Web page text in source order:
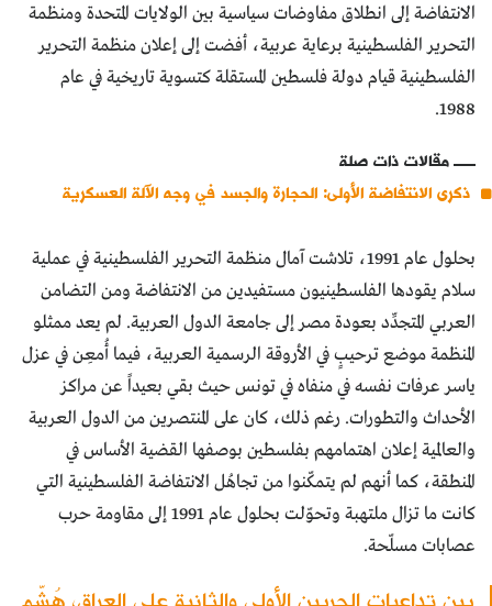
الانتفاضة إلى انطلاق مفاوضات سياسية بين الولايات المتحدة ومنظمة
التحرير الفلسطينية برعاية عربية، أفضت إلى إعلان منظمة التحرير
الفلسطينية قيام دولة فلسطين المستقلة كتسوية تاريخية في عام
1988.
مقالات ذات صلة
ذكرى الانتفاضة الأولى: الحجارة والجسد في وجه الآلة العسكرية
بحلول عام 1991، تلاشت آمال منظمة التحرير الفلسطينية في عملية
سلام يقودها الفلسطينيون مستفيدين من الانتفاضة ومن التضامن
العربي المتجدِّد بعودة مصر إلى جامعة الدول العربية. لم يعد ممثلو
المنظمة موضع ترحيبٍ في الأروقة الرسمية العربية، فيما أُمعِن في عزل
ياسر عرفات نفسه في منفاه في تونس حيث بقي بعيداً عن مراكز
الأحداث والتطورات. رغم ذلك، كان على المنتصرين من الدول العربية
والعالمية إعلان اهتمامهم بفلسطين بوصفها القضية الأساس في
المنطقة، كما أنهم لم يتمكّنوا من تجاهُل الانتفاضة الفلسطينية التي
كانت ما تزال ملتهبة وتحوّلت بحلول عام 1991 إلى مقاومة حرب
عصابات مسلّحة.
بين تداعيات الحربين الأولى والثانية على العراق، هُشّم